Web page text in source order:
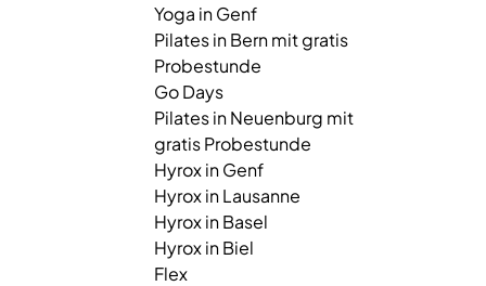
Yoga in Genf
Pilates in Bern mit gratis
Probestunde
Go Days
Pilates in Neuenburg mit
gratis Probestunde
Hyrox in Genf
Hyrox in Lausanne
Hyrox in Basel
Hyrox in Biel
Flex